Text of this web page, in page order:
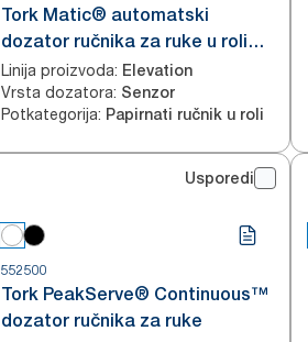
Tork Matic® automatski
dozator ručnika za ruke u roli
bijeli H1
Linija proizvoda: Elevation
Vrsta dozatora: Senzor
Potkategorija: Papirnati ručnik u roli
Usporedi
552500
Tork PeakServe® Continuous™
dozator ručnika za ruke